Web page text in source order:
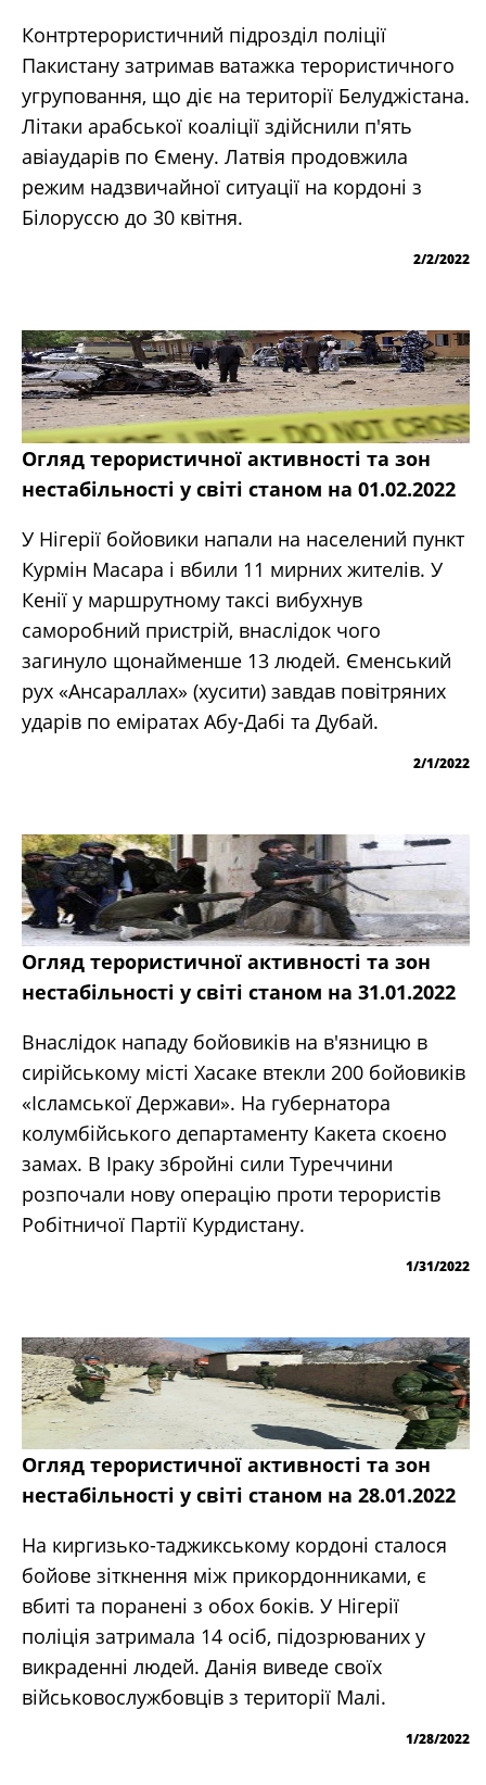
Контртерористичний підрозділ поліції
Пакистану затримав ватажка терористичного
угруповання, що діє на території Белуджістана.
Літаки арабської коаліції здійснили п'ять
авіаударів по Ємену. Латвія продовжила
режим надзвичайної ситуації на кордоні з
Білоруссю до 30 квітня.
2/2/2022
Огляд терористичної активності та зон
нестабільності у світі станом на 01.02.2022
У Нігерії бойовики напали на населений пункт
Курмін Масара і вбили 11 мирних жителів. У
Кенії у маршрутному таксі вибухнув
саморобний пристрій, внаслідок чого
загинуло щонайменше 13 людей. Єменський
рух «Ансараллах» (хусити) завдав повітряних
ударів по еміратах Абу-Дабі та Дубай.
2/1/2022
Огляд терористичної активності та зон
нестабільності у світі станом на 31.01.2022
Внаслідок нападу бойовиків на в'язницю в
сирійському місті Хасаке втекли 200 бойовиків
«Ісламської Держави». На губернатора
колумбійського департаменту Какета скоєно
замах. В Іраку збройні сили Туреччини
розпочали нову операцію проти терористів
Робітничої Партії Курдистану.
1/31/2022
Огляд терористичної активності та зон
нестабільності у світі станом на 28.01.2022
На киргизько-таджикському кордоні сталося
бойове зіткнення між прикордонниками, є
вбиті та поранені з обох боків. У Нігерії
поліція затримала 14 осіб, підозрюваних у
викраденні людей. Данія виведе своїх
військовослужбовців з території Малі.
1/28/2022